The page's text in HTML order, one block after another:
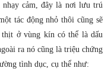
cảm, đây là nơi lưu trú
tác động nhỏ thôi cũng sẽ
ở vùng kín có thể là dấu
ra nó cũng là triệu chứng
tình dục, cụ thể như: